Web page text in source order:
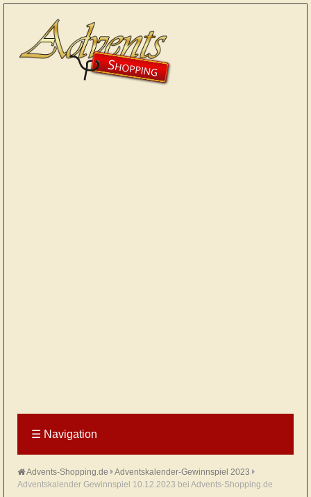
☰ Navigation
Advents-Shopping.de
Adventskalender-Gewinnspiel 2023
Adventskalender Gewinnspiel 10.12.2023 bei Advents-Shopping.de